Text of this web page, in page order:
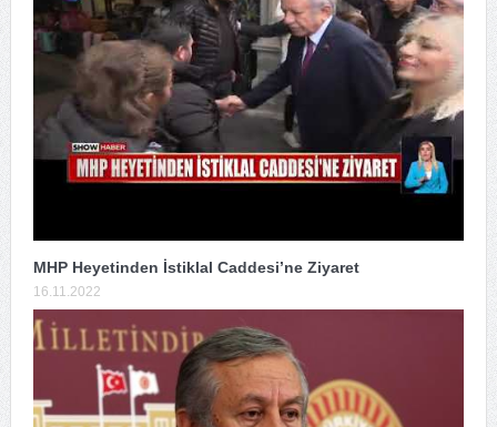
MHP Heyetinden İstiklal Caddesi’ne Ziyaret
16.11.2022